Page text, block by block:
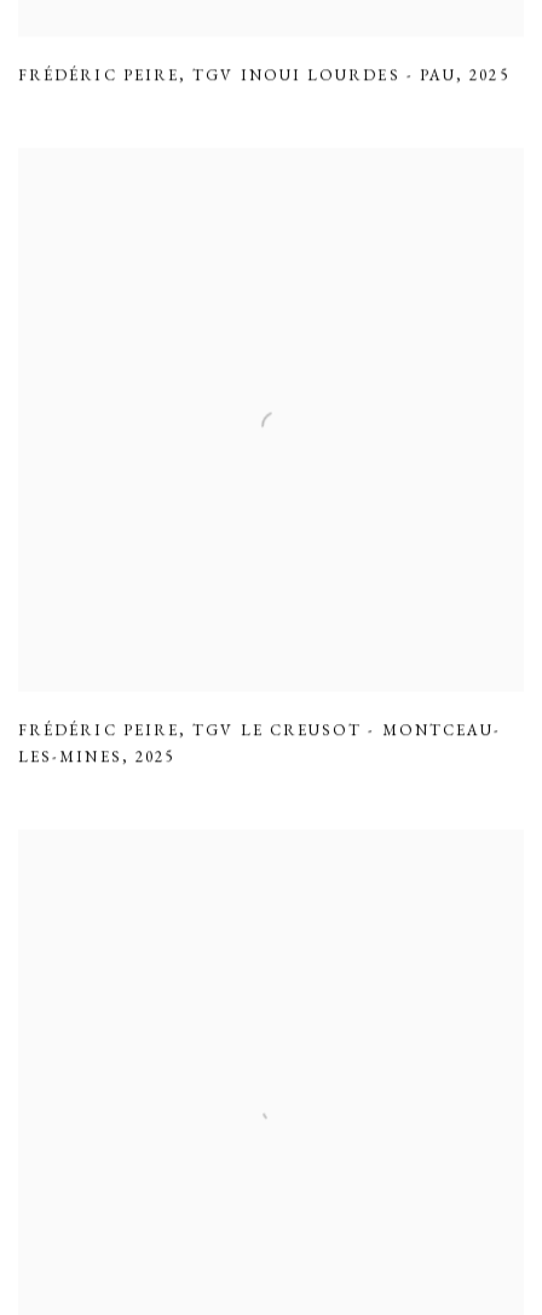
FRÉDÉRIC PEIRE,TGV INOUI LOURDES - PAU,2025
FRÉDÉRIC PEIRE,TGV LE CREUSOT - MONTCEAU-
LES-MINES , 2025